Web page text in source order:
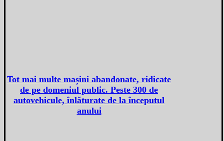
Tot mai multe mașini abandonate, ridicate
de pe domeniul public. Peste 300 de
autovehicule, înlăturate de la începutul
anului